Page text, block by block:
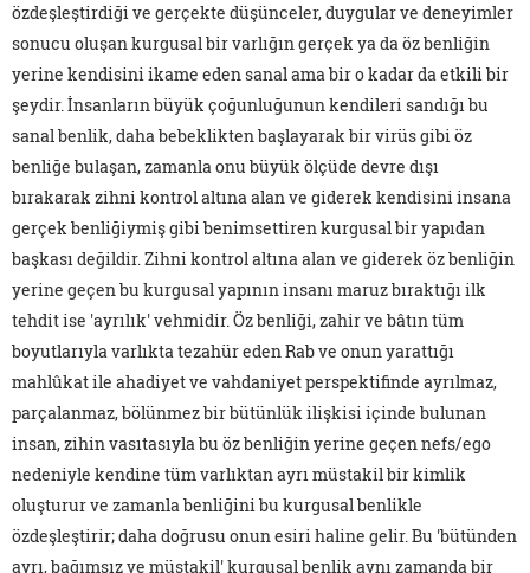
özdeşleştirdiği ve gerçekte düşünceler, duygular ve deneyimler
sonucu oluşan kurgusal bir varlığın gerçek ya da öz benliğin
yerine kendisini ikame eden sanal ama bir o kadar da etkili bir
şeydir. İnsanların büyük çoğunluğunun kendileri sandığı bu
sanal benlik, daha bebeklikten başlayarak bir virüs gibi öz
benliğe bulaşan, zamanla onu büyük ölçüde devre dışı
bırakarak zihni kontrol altına alan ve giderek kendisini insana
gerçek benliğiymiş gibi benimsettiren kurgusal bir yapıdan
başkası değildir. Zihni kontrol altına alan ve giderek öz benliğin
yerine geçen bu kurgusal yapının insanı maruz bıraktığı ilk
tehdit ise 'ayrılık' vehmidir. Öz benliği, zahir ve bâtın tüm
boyutlarıyla varlıkta tezahür eden Rab ve onun yarattığı
mahlûkat ile ahadiyet ve vahdaniyet perspektifinde ayrılmaz,
parçalanmaz, bölünmez bir bütünlük ilişkisi içinde bulunan
insan, zihin vasıtasıyla bu öz benliğin yerine geçen nefs/ego
nedeniyle kendine tüm varlıktan ayrı müstakil bir kimlik
oluşturur ve zamanla benliğini bu kurgusal benlikle
özdeşleştirir; daha doğrusu onun esiri haline gelir. Bu 'bütünden
ayrı, bağımsız ve müstakil' kurgusal benlik aynı zamanda bir